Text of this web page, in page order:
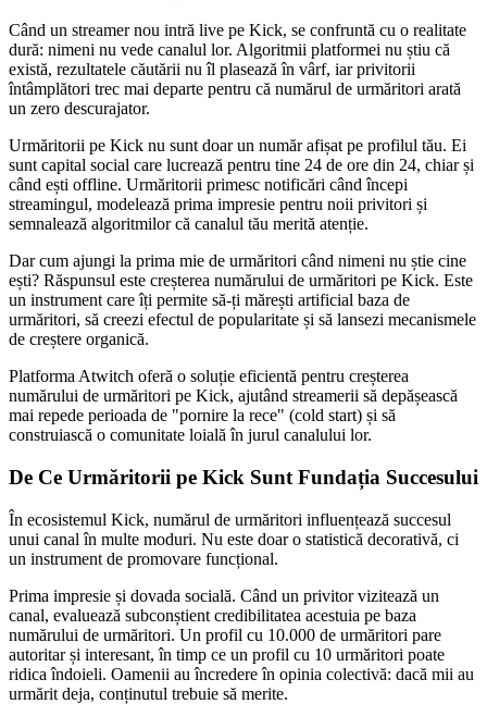
Când un streamer nou intră live pe Kick, se confruntă cu o realitate
dură: nimeni nu vede canalul lor. Algoritmii platformei nu știu că
există, rezultatele căutării nu îl plasează în vârf, iar privitorii
întâmplători trec mai departe pentru că numărul de urmăritori arată
un zero descurajator.
Urmăritorii pe Kick nu sunt doar un număr afișat pe profilul tău. Ei
sunt capital social care lucrează pentru tine 24 de ore din 24, chiar și
când ești offline. Urmăritorii primesc notificări când începi
streamingul, modelează prima impresie pentru noii privitori și
semnalează algoritmilor că canalul tău merită atenție.
Dar cum ajungi la prima mie de urmăritori când nimeni nu știe cine
ești? Răspunsul este creșterea numărului de urmăritori pe Kick. Este
un instrument care îți permite să-ți mărești artificial baza de
urmăritori, să creezi efectul de popularitate și să lansezi mecanismele
de creștere organică.
Platforma Atwitch oferă o soluție eficientă pentru creșterea
numărului de urmăritori pe Kick, ajutând streamerii să depășească
mai repede perioada de "pornire la rece" (cold start) și să
construiască o comunitate loială în jurul canalului lor.
De Ce Urmăritorii pe Kick Sunt Fundația Succesului
În ecosistemul Kick, numărul de urmăritori influențează succesul
unui canal în multe moduri. Nu este doar o statistică decorativă, ci
un instrument de promovare funcțional.
Prima impresie și dovada socială. Când un privitor vizitează un
canal, evaluează subconștient credibilitatea acestuia pe baza
numărului de urmăritori. Un profil cu 10.000 de urmăritori pare
autoritar și interesant, în timp ce un profil cu 10 urmăritori poate
ridica îndoieli. Oamenii au încredere în opinia colectivă: dacă mii au
urmărit deja, conținutul trebuie să merite.